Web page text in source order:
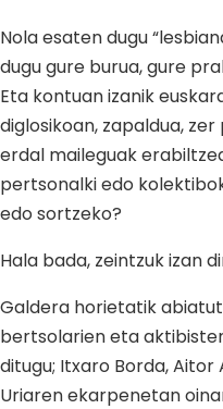
Nola esaten dugu
dugu gure burua, gure
Eta kontuan izanik
diglosikoan, zapaldua,
erdal maileguak
pertsonalki edo
edo sortzeko?
Hala bada, zeintzuk izan
Galdera horietatik
bertsolarien eta
ditugu; Itxaro Borda,
Uriaren ekarpenetan